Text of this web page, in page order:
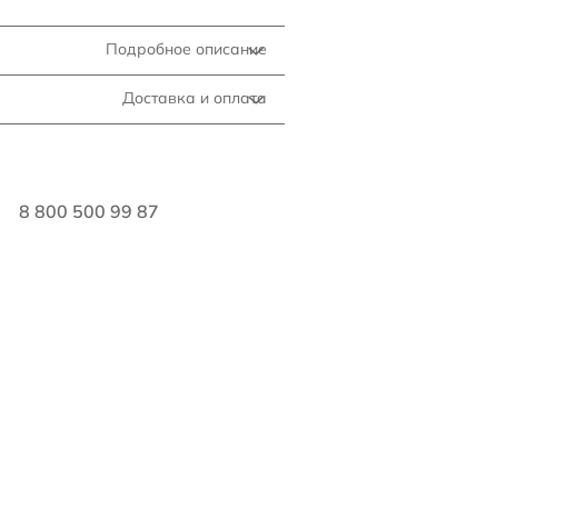
Подробное описание
Доставка и оплата
8 800 500 99 87